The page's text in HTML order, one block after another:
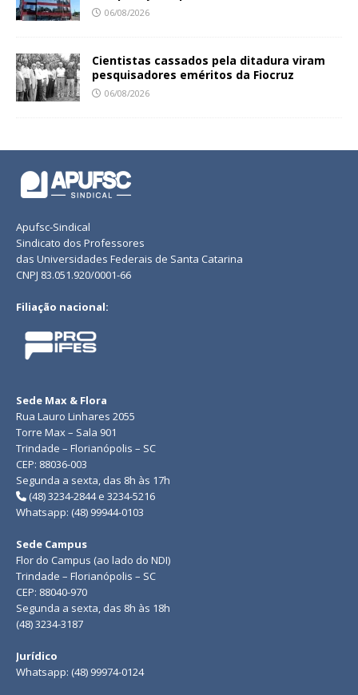
06/08/2026
Cientistas cassados pela ditadura viram
pesquisadores eméritos da Fiocruz
06/08/2026
Apufsc-Sindical
Sindicato dos Professores
das Universidades Federais de Santa Catarina
CNPJ 83.051.920/0001-66
Filiação nacional:
Sede Max & Flora
Rua Lauro Linhares 2055
Torre Max – Sala 901
Trindade – Florianópolis – SC
CEP: 88036-003
Segunda a sexta, das 8h às 17h
(48) 3234-2844 e 3234-5216
Whatsapp: (48) 99944-0103
Sede Campus
Flor do Campus (ao lado do NDI)
Trindade – Florianópolis – SC
CEP: 88040-970
Segunda a sexta, das 8h às 18h
(48) 3234-3187
Jurídico
Whatsapp: (48) 99974-0124